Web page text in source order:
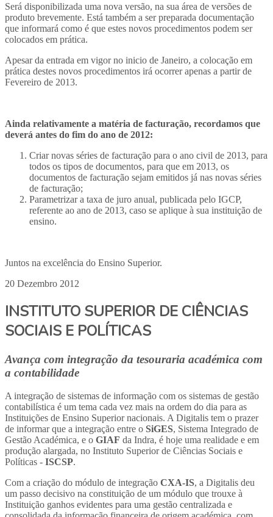
Será disponibilizada uma nova versão, na sua área de versões de
produto brevemente. Está também a ser preparada documentação
que informará como é que estes novos procedimentos podem ser
colocados em prática.
Apesar da entrada em vigor no inicio de Janeiro, a colocação em
prática destes novos procedimentos irá ocorrer apenas a partir de
Fevereiro de 2013.
Ainda relativamente a matéria de facturação, recordamos que
deverá antes do fim do ano de 2012:
Criar novas séries de facturação para o ano civil de 2013, para
todos os tipos de documentos, para que em 2013, os
documentos de facturação sejam emitidos já nas novas séries
de facturação;
Parametrizar a taxa de juro anual, publicada pelo IGCP,
referente ao ano de 2013, caso se aplique à sua instituição de
ensino.
Juntos na excelência do Ensino Superior.
20 Dezembro 2012
INSTITUTO SUPERIOR DE CIÊNCIAS
SOCIAIS E POLÍTICAS
Avança com integração da tesouraria académica com
a contabilidade
A integração de sistemas de informação com os sistemas de gestão
contabilística é um tema cada vez mais na ordem do dia para as
Instituições de Ensino Superior nacionais. A Digitalis tem o prazer
de informar que a integração entre o SiGES, Sistema Integrado de
Gestão Académica, e o GIAF da Indra, é hoje uma realidade e em
produção alargada, no Instituto Superior de Ciências Sociais e
Políticas - ISCSP.
Com a criação do módulo de integração CXA-IS, a Digitalis deu
um passo decisivo na constituição de um módulo que trouxe à
Instituição ganhos evidentes para uma gestão centralizada e